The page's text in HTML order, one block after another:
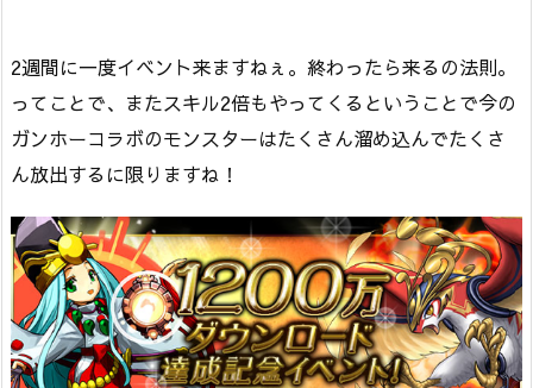
2週間に一度イベント来ますねぇ。終わったら来るの法則。
ってことで、またスキル2倍もやってくるということで今の
ガンホーコラボのモンスターはたくさん溜め込んでたくさ
ん放出するに限りますね！